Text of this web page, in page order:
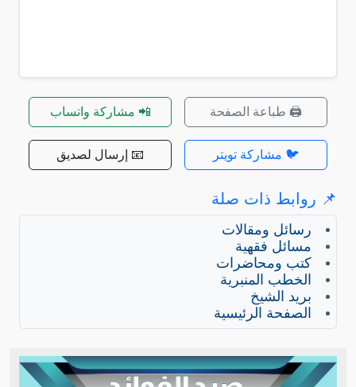
🖨️ طباعة الصفحة 📲 مشاركة واتساب
🐦 مشاركة تويتر 📧 إرسال لصديق
📌 روابط ذات صلة
رسائل ومقالات
مسائل فقهية
كتب ومحاضرات
الخطب المنبرية
بريد الشيخ
الصفحة الرئيسية